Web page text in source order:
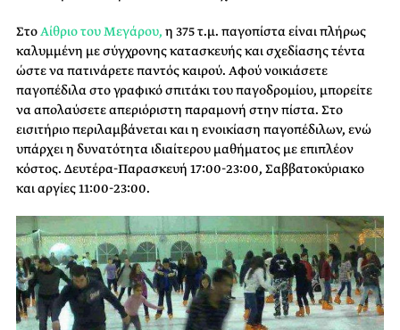
ΣτοΑίθριο του Μεγάρου, η 375 τ.μ. παγοπίστα είναι πλήρως
καλυμμένη με σύγχρονης κατασκευής και σχεδίασης τέντα
ώστε να πατινάρετε παντός καιρού. Αφού νοικιάσετε
παγοπέδιλα στο γραφικό σπιτάκι του παγοδρομίου, μπορείτε
να απολαύσετε απεριόριστη παραμονή στην πίστα. Στο
εισιτήριο περιλαμβάνεται και η ενοικίαση παγοπέδιλων, ενώ
υπάρχει η δυνατότητα ιδιαίτερου μαθήματος με επιπλέον
κόστος. Δευτέρα-Παρασκευή 17:00-23:00, Σαββατοκύριακο
και αργίες 11:00-23:00.